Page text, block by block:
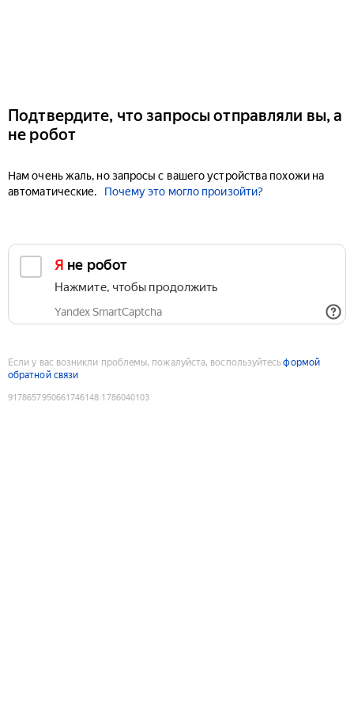
Подтвердите, что запросы отправляли вы, а
не робот
Нам очень жаль, но запросы с вашего устройства похожи на
автоматические.
Почему это могло произойти?
Я не робот
Нажмите, чтобы продолжить
Yandex SmartCaptcha
Если у вас возникли проблемы, пожалуйста, воспользуйтесьформой
обратной связи
9178657950661746148:1786040103